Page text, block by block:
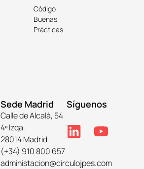
Código
Buenas
Prácticas
Sede Madrid
Calle de Alcalá, 54
4º Izqa.
28014 Madrid
(+34) 910 800 657
administacion@circulojpes.com
Síguenos